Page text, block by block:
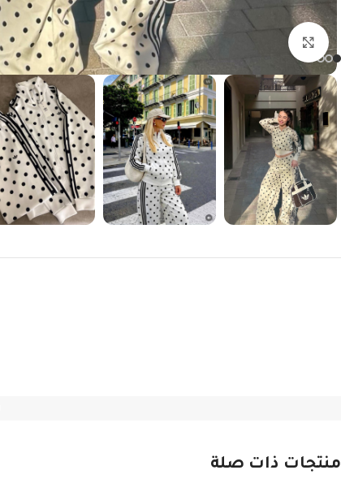
منتجات ذات صلة